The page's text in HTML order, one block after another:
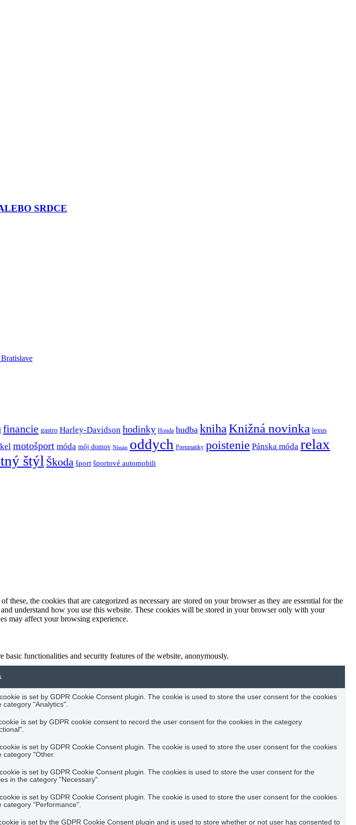
SRDCE
financie gastro Harley-Davidson hodinky Honda hudba kniha Knižná novinka lexus
motošport móda môj domov Nissan oddych Pneumatiky poistenie Pánska móda relax
štýl Škoda šport športové automobili
the cookies that are categorized as necessary are stored on your browser as they are essential for the
understand how you use this website. These cookies will be stored in your browser only with your
may affect your browsing experience.
functionalities and security features of the website, anonymously.
is set by GDPR Cookie Consent plugin. The cookie is used to store the user consent for the cookies
category "Analytics".
is set by GDPR cookie consent to record the user consent for the cookies in the category
is set by GDPR Cookie Consent plugin. The cookie is used to store the user consent for the cookies
category "Other.
is set by GDPR Cookie Consent plugin. The cookies is used to store the user consent for the
in the category "Necessary".
is set by GDPR Cookie Consent plugin. The cookie is used to store the user consent for the cookies
category "Performance".
is set by the GDPR Cookie Consent plugin and is used to store whether or not user has consented to